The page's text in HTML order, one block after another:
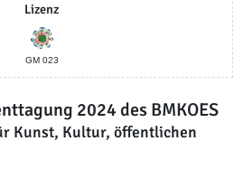
Lizenz
GM 023
2024 des BMKOES
Kunst, Kultur, öffentlichen